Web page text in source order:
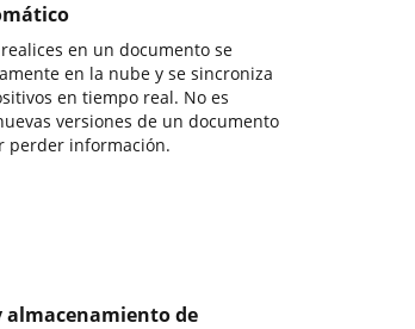
en un documento se
en la nube y se sincroniza
en tiempo real. No es
versiones de un documento
perder información.
almacenamiento de